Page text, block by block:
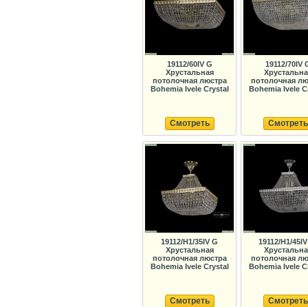
19112/60IV G
Хрустальная
потолочная люстра
Bohemia Ivele Crystal
Смотреть
19112/70IV
потолочная
Bohemia Ivele
Смотреть
19112/H1/35IV G
Хрустальная
потолочная люстра
Bohemia Ivele Crystal
Смотреть
19112/H1/
потолочная
Bohemia Ivele
Смотреть